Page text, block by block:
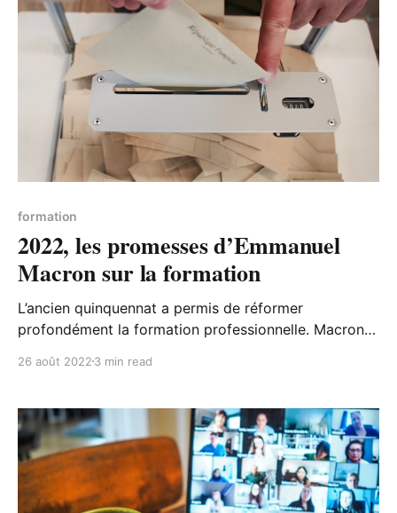
formation
2022, les promesses d’Emmanuel
Macron sur la formation
L’ancien quinquennat a permis de réformer
profondément la formation professionnelle. Macron
le CPF.
26 août 2022 3 min read